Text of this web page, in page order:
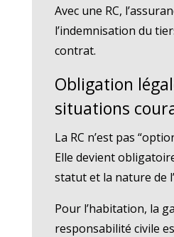
Avec une RC,
l’indemnisation du
contrat.
Obligation
situations
La RC n’est pas
Elle devient
statut et la nature de
Pour l’habitation, la
responsabilité civile